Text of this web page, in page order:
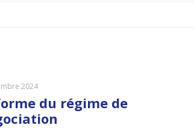
2024
du régime de